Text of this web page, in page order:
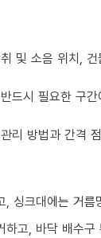
및 소음 위치,
드시 필요한 구
리 방법과 간격
싱크대에는 거름
고, 바닥 배수